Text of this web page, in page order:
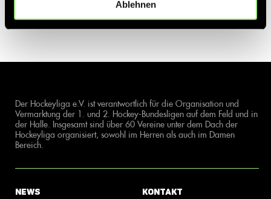
Ablehnen
Der Hockeyliga e.V. ist verantwortlich für die Organisation und
Vermarktung der 1. und 2. Hockey-Bundesligen auf dem Feld und in
der Halle. Insgesamt sind über 60 Vereine unter dem Dach der
Hockeyliga organisiert, sowohl im Herren als auch im Damen
Bereich.
News Kontakt